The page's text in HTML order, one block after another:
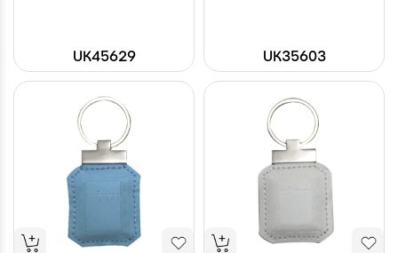
UK35603
UK45629